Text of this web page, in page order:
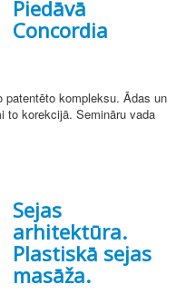
Piedāvā
Concordia
patentēto kompleksu. Ādas un
to korekcijā. Semināru vada
Sejas
arhitektūra.
Plastiskā sejas
masāža.